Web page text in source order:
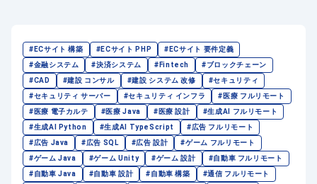
#ECサイト 構築 #ECサイト PHP
#ECサイト 要件定義
#金融システム
#決済システム #Fintech
#ブロックチェーン
#CAD
#建設 コンサル #建設 システム 改修
#セキュリティ
#セキュリティ サーバー
#セキュリティ インフラ
#医療 フルリモート
#医療 電子カルテ
#医療 Java #医療 設計
#生成AI フルリモート
#生成AI Python
#生成AI TypeScript
#広告 フルリモート
#広告 Java
#広告 SQL #広告 設計
#ゲーム フルリモート
#ゲーム Java
#ゲーム Unity #ゲーム 設計
#自動車 フルリモート
#自動車 Java
#自動車 設計 #自動車 構築
#通信 フルリモート